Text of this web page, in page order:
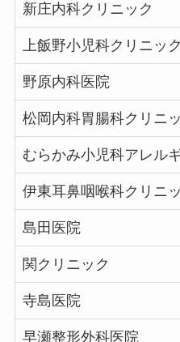
新庄内科クリニック
上飯野小児科クリニック
野原内科医院
松岡内科胃腸科クリニ
むらかみ小児科アレル
伊東耳鼻咽喉科クリニ
島田医院
関クリニック
寺島医院
早瀬整形外科医院